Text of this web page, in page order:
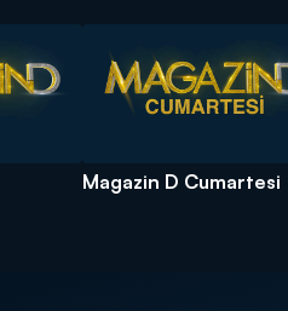
Magazin D Cumartesi